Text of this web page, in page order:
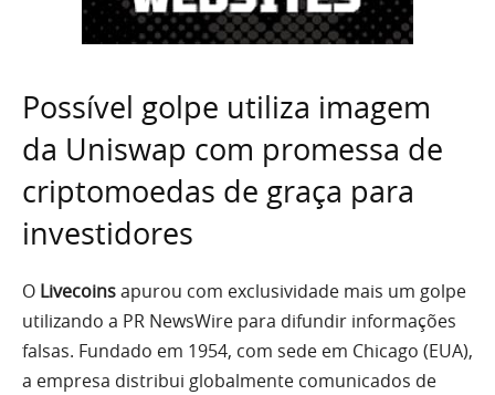
Possível golpe utiliza imagem
da Uniswap com promessa de
criptomoedas de graça para
investidores
O Livecoinsapurou com exclusividade mais um golpe
utilizando a PR NewsWire para difundir informações
falsas. Fundado em 1954, com sede em Chicago (EUA),
a empresa distribui globalmente comunicados de